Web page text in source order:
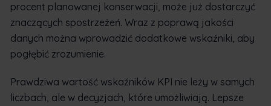
procent planowanej konserwacji, może już dostarczyć
znaczących spostrzeżeń. Wraz z poprawą jakości
danych można wprowadzić dodatkowe wskaźniki, aby
pogłębić zrozumienie.
Prawdziwa wartość wskaźników KPI nie leży w samych
liczbach, ale w decyzjach, które umożliwiają. Lepsze